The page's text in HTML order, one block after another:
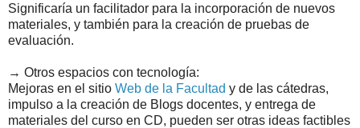
Significaría un facilitador para la incorporación de nuevos
materiales, y también para la creación de pruebas de
evaluación.
→ Otros espacios con tecnología:
Mejoras en el sitio Web de la Facultad y de las cátedras,
impulso a la creación de Blogs docentes, y entrega de
materiales del curso en CD, pueden ser otras ideas factibles